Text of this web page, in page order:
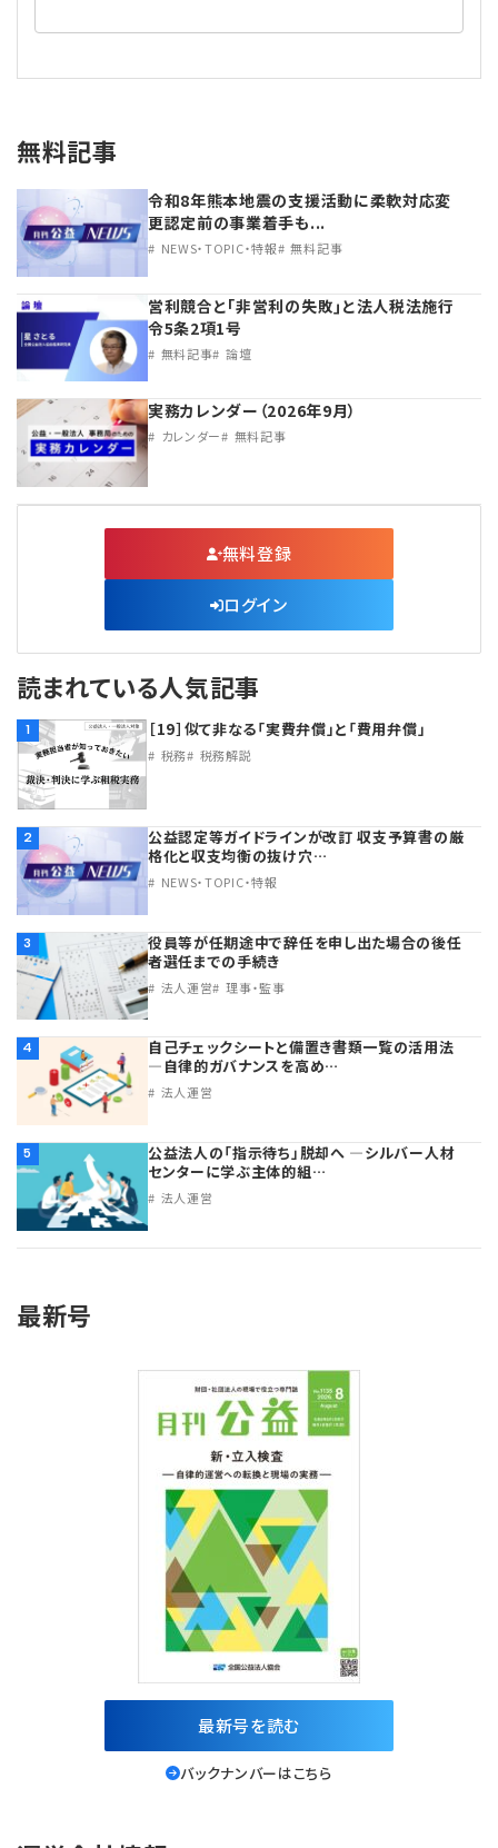
無料記事
令和8年熊本地震の支援活動に柔軟対応変
更認定前の事業着手も...
NEWS・TOPIC・特報 無料記事
営利競合と｢非営利の失敗｣と法人税法施行
令5条2項1号
無料記事 論壇
実務カレンダー（2026年9月）
カレンダー 無料記事
無料登録
ログイン
読まれている人気記事
1 ［19］似て非なる「実費弁償」と「費用弁償」
税務 税務解説
2
公益認定等ガイドラインが改訂 収支予算書の厳
格化と収支均衡の抜け穴…
NEWS・TOPIC・特報
3
役員等が任期途中で辞任を申し出た場合の後任
者選任までの手続き
法人運営 理事・監事
4
自己チェックシートと備置き書類一覧の活用法
―自律的ガバナンスを高め…
法人運営
5
公益法人の「指示待ち」脱却へ ―シルバー人材
センターに学ぶ主体的組…
法人運営
最新号
最新号を読む
バックナンバーはこちら